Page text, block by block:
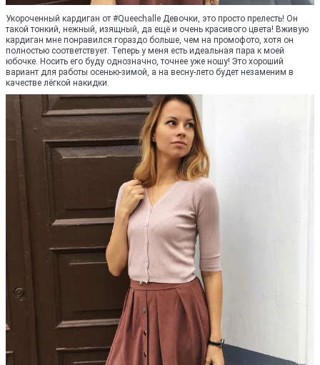
Укороченный кардиган от #Queechalle Девочки, это просто прелесть! Он
такой тонкий, нежный, изящный, да ещё и очень красивого цвета! Вживую
кардиган мне понравился гораздо больше, чем на промофото, хотя он
полностью соответствует. Теперь у меня есть идеальная пара к моей
юбочке. Носить его буду однозначно, точнее уже ношу! Это хороший
вариант для работы осенью-зимой, а на весну-лето будет незаменим в
качестве лёгкой накидки.